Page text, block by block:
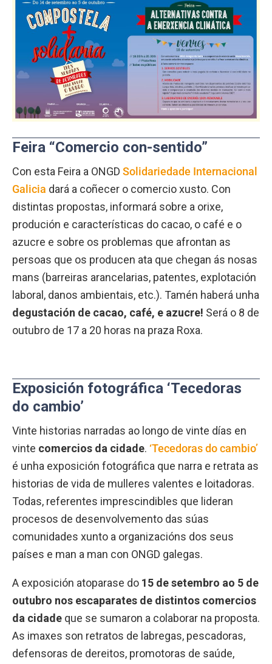
Feira “Comercio con-sentido”
Con esta Feira a ONGD Solidariedade Internacional
Galicia dará a coñecer o comercio xusto. Con
distintas propostas, informará sobre a orixe,
produción e características do cacao, o café e o
azucre e sobre os problemas que afrontan as
persoas que os producen ata que chegan ás nosas
mans (barreiras arancelarias, patentes, explotación
laboral, danos ambientais, etc.). Tamén haberá unha
degustación de cacao, café, e azucre! Será o 8 de
outubro de 17 a 20 horas na praza Roxa.
Exposición fotográfica ‘Tecedoras
do cambio’
Vinte historias narradas ao longo de vinte días en
vinte comercios da cidade. ‘Tecedoras do cambio’
é unha exposición fotográfica que narra e retrata as
historias de vida de mulleres valentes e loitadoras.
Todas, referentes imprescindibles que lideran
procesos de desenvolvemento das súas
comunidades xunto a organizacións dos seus
países e man a man con ONGD galegas.
A exposición atoparase do 15 de setembro ao 5 de
outubro nos escaparates de distintos comercios
da cidade que se sumaron a colaborar na proposta.
As imaxes son retratos de labregas, pescadoras,
defensoras de dereitos, promotoras de saúde,